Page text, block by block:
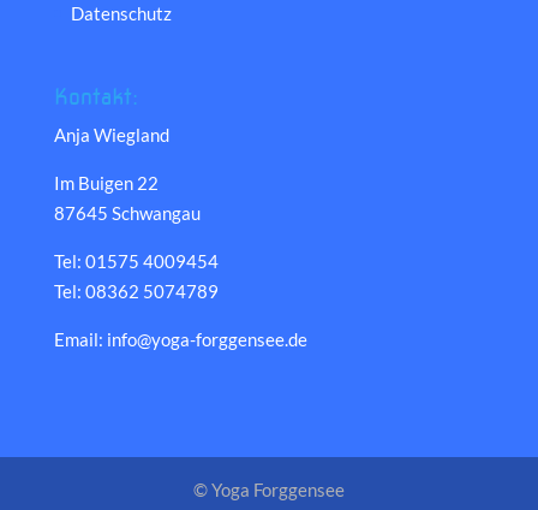
Datenschutz
Kontakt:
Anja Wiegland
Im Buigen 22
87645 Schwangau
Tel: 01575 4009454
Tel: 08362 5074789
Email: info@yoga-forggensee.de
© Yoga Forggensee